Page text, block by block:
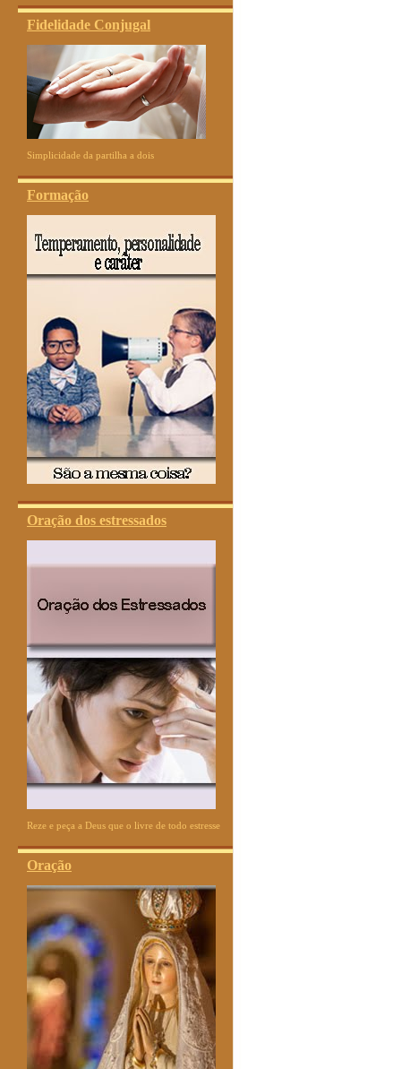
Fidelidade Conjugal
Simplicidade da partilha a dois
Formação
Oração dos estressados
Reze e peça a Deus que o livre de todo estresse
Oração